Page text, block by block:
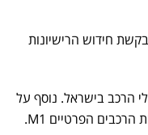
המלצתה למשרד התחבורה (23.11.25), ביחס לבקשת חידוש הרישיונות
הרכב בישראל. נוסף על